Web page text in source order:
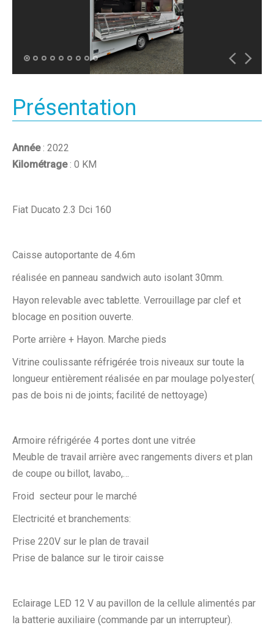
Présentation
Année: 2022
Kilométrage: 0 KM
Fiat Ducato 2.3 Dci 160
Caisse autoportante de 4.6m
réalisée en panneau sandwich auto isolant 30mm.
Hayon relevable avec tablette. Verrouillage par clef et
blocage en position ouverte.
Porte arrière + Hayon. Marche pieds
Vitrine coulissante réfrigérée trois niveaux sur toute la
longueur entièrement réalisée en par moulage polyester(
pas de bois ni de joints; facilité de nettoyage)
Armoire réfrigérée 4 portes dont une vitrée
Meuble de travail arrière avec rangements divers et plan
de coupe ou billot, lavabo,…
Froid secteur pour le marché
Electricité et branchements:
Prise 220V sur le plan de travail
Prise de balance sur le tiroir caisse
Eclairage LED 12 V au pavillon de la cellule alimentés par
la batterie auxiliaire (commande par un interrupteur).